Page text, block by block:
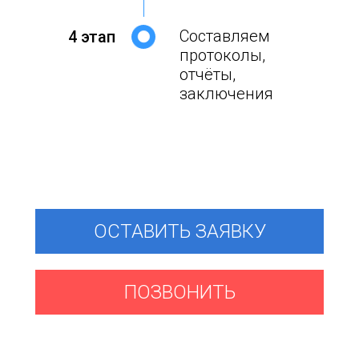
4 этап
Составляем
протоколы,
отчёты,
заключения
ОСТАВИТЬ ЗАЯВКУ
ПОЗВОНИТЬ